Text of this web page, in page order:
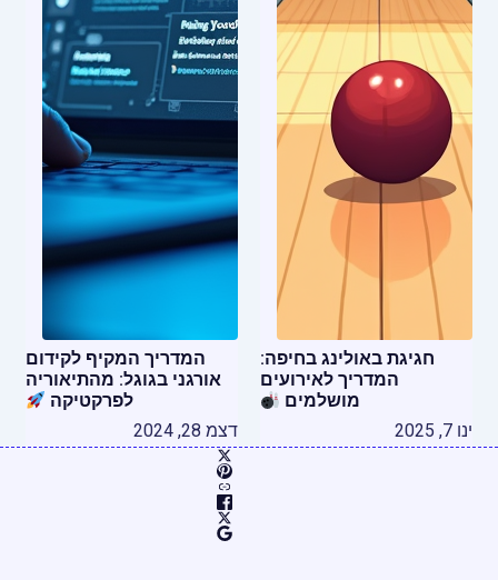
חגיגת באולינג בחיפה:
המדריך לאירועים
מושלמים
ינו 7, 2025
המדריך המקיף לקידום
אורגני בגוגל: מהתיאוריה
לפרקטיקה
דצמ 28, 2024